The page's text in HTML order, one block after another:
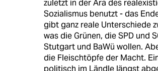
zuletzt in der Ära des
Sozialismus benutzt - das
gibt ganz reale Unterschiede
was die Grünen, die SPD und
Stutgart und BaWü wollen.
die Fleischtöpfe der Macht.
politisch im Ländle längst